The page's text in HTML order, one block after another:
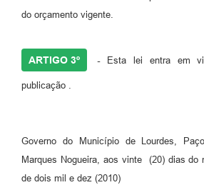
do orçamento vigente.
ARTIGO 3º -Esta lei entra em
publicação .
Governo do Município de Lourdes,
Marques Nogueira, aos vinte (20) dias
de dois mil e dez (2010)